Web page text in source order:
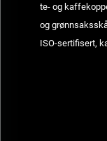
te- og
og
ISO-sertifisert,